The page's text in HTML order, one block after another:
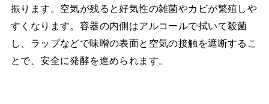
振ります。空気が残ると好気性の雑菌やカビが繁殖しや
すくなります。容器の内側はアルコールで拭いて殺菌
し、ラップなどで味噌の表面と空気の接触を遮断するこ
とで、安全に発酵を進められます。